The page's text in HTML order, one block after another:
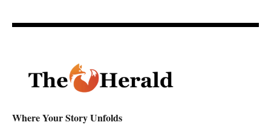
Where Your Story Unfolds